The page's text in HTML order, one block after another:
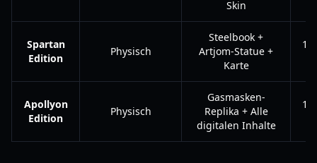
Skin
Spartan
Edition
Physisch
Steelbook +
Artjom-Statue +
Karte
Apollyon
Edition
Physisch
Gasmasken-
Replika + Alle
digitalen Inhalte